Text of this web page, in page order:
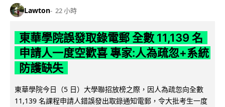
Lawton 22 小時
東華學院誤發取錄電郵 全數 11,139 名
申請人一度空歡喜 專家:人為疏忽+系統
防護缺失
東華學院今日（5 日）大學聯招放榜之際，因人為疏忽向全數
11,139 名課程申請人錯誤發出取錄通知電郵，令大批考生一度